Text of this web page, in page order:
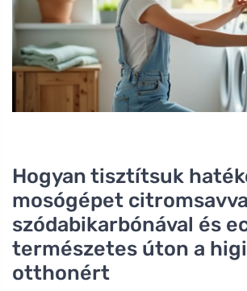
Hogyan tisztítsuk
mosógépet
szódabikarbónával és
természetes úton a
otthonért